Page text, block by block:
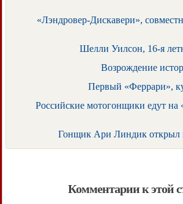
«Лэндровер-Дискавери»,
Шелли Уилсон, 16-я
Возрождение
Первый «Феррари»,
Российские мотогонщики едут
Гонщик Ари Линдик открыл
Комментарии к этой